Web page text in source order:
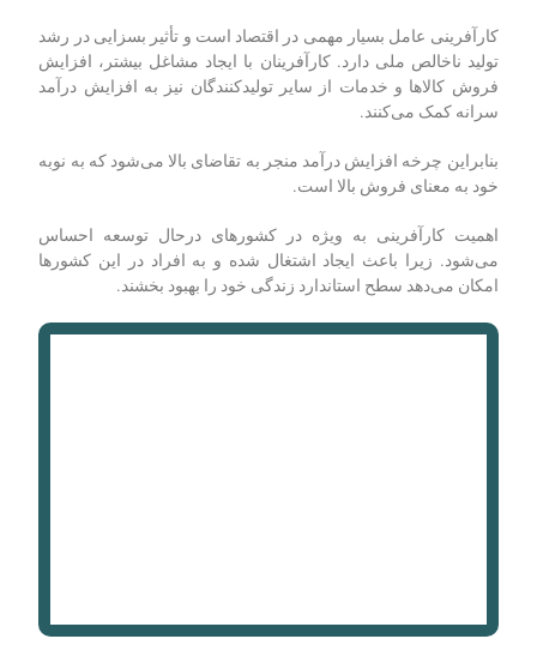
کارآفرینی عامل بسیار مهمی در اقتصاد است و تأثیر بسزایی در رشد
تولید ناخالص ملی دارد. کارآفرینان با ایجاد مشاغل بیشتر، افزایش
فروش کالاها و خدمات از سایر تولیدکنندگان نیز به افزایش درآمد
سرانه کمک می‌کنند.
بنابراین چرخه افزایش درآمد منجر به تقاضای بالا می‌شود که به نوبه
خود به معنای فروش بالا است.
اهمیت کارآفرینی به ویژه در کشورهای درحال توسعه احساس
می‌شود. زیرا باعث ایجاد اشتغال شده و به افراد در این کشورها
امکان می‌دهد سطح استاندارد زندگی خود را بهبود بخشند.